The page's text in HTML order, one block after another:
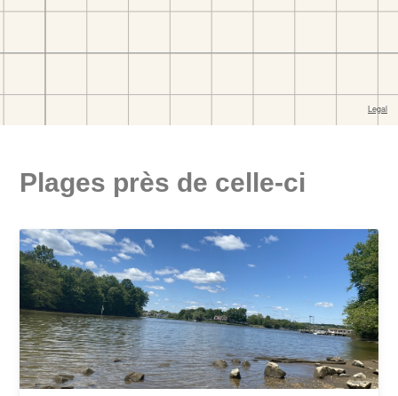
Plages près de celle-ci